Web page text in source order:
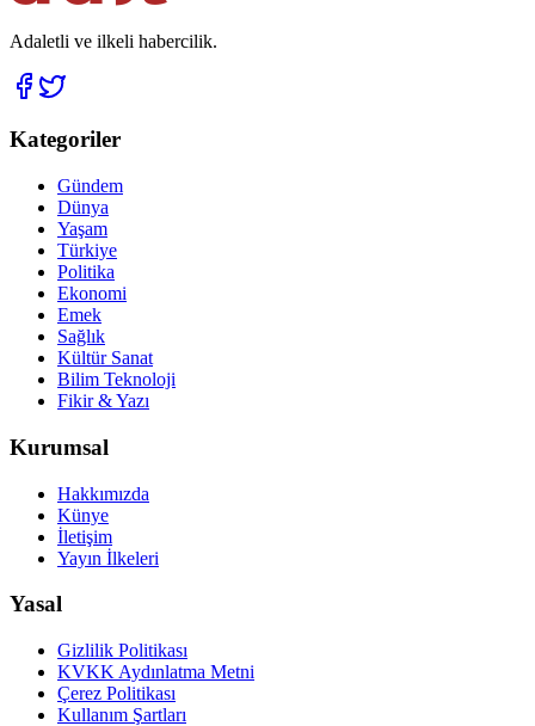
Adaletli ve ilkeli habercilik.
Kategoriler
Gündem
Dünya
Yaşam
Türkiye
Politika
Ekonomi
Emek
Sağlık
Kültür Sanat
Bilim Teknoloji
Fikir & Yazı
Kurumsal
Hakkımızda
Künye
İletişim
Yayın İlkeleri
Yasal
Gizlilik Politikası
KVKK Aydınlatma Metni
Çerez Politikası
Kullanım Şartları